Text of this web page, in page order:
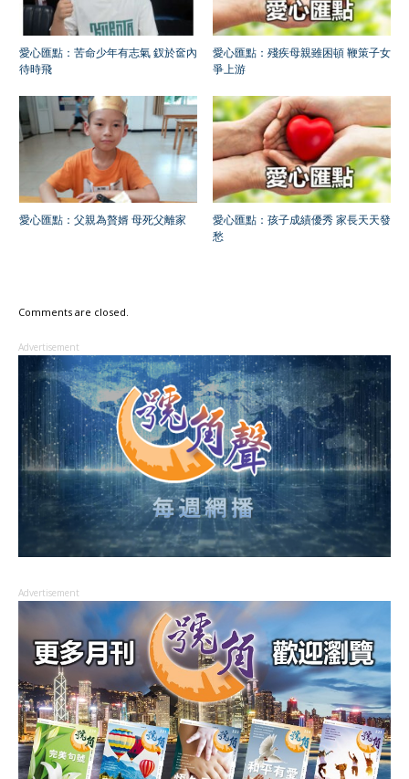
愛心匯點：苦命少年有志氣 釵於奩內
待時飛
愛心匯點：殘疾母親雖困頓 鞭策子女
爭上游
愛心匯點：父親為贅婿 母死父離家
愛心匯點：孩子成績優秀 家長天天發
愁
Comments are closed.
Advertisement
Advertisement